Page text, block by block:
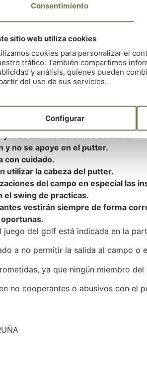
o imponer penalidad de
deberán mostrar consideración
precede esté fuera de su alcance.
puede alcanzar a alguien.
a un jugador que está
jugador.
a buen ritmo manteniendo su
retrasando al grupo que le
alise las huellas en los bunkers.
y no se apoye en el putter.
con cuidado.
utilizar la cabeza del putter.
del campo en especial las
el swing de practicas.
vestirán siempre de forma
del golf está indicada en la
a no permitir la salida al campo
ya que ningún miembro
no cooperantes o abusivos con el
Consentimiento
sitio web utiliza cookies
cookies para personalizar el
tráfico. También compartimos
y análisis, quienes pueden
del uso de sus servicios.
Configurar